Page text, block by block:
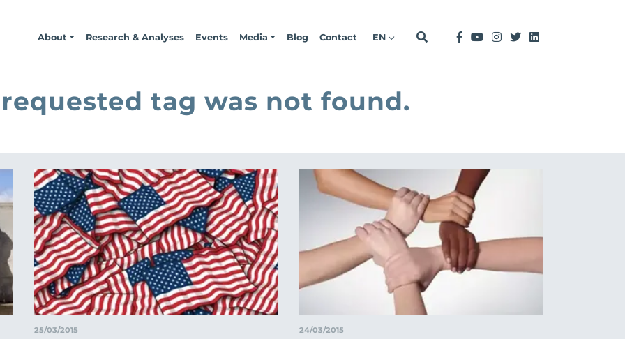
About Research & Analyses Events Media Blog Contact EN
tag was not found.
25/03/2015 24/03/2015